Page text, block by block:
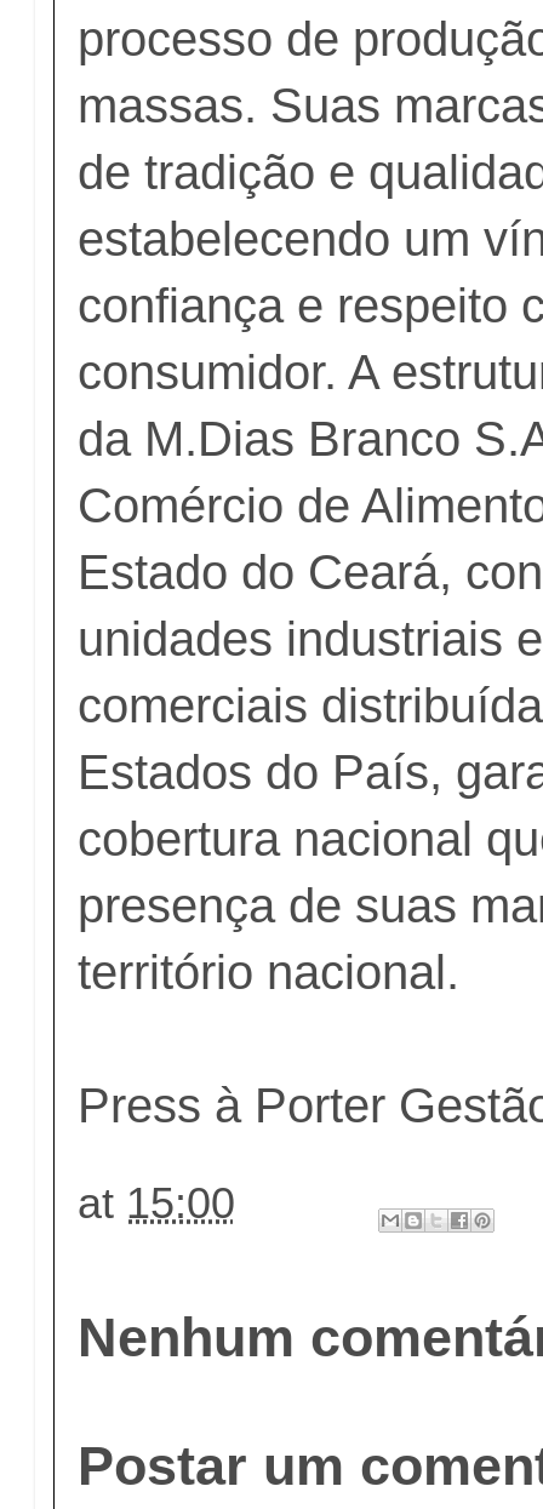
processo de
massas. Suas
de tradição e
estabelecendo um
confiança e respeito
consumidor. A
da M.Dias Branco
Comércio de
Estado do Ceará,
unidades industriais
comerciais
Estados do País,
cobertura nacional
presença de suas
território nacional.
Press à Porter
at 15:00
Nenhum
Postar um